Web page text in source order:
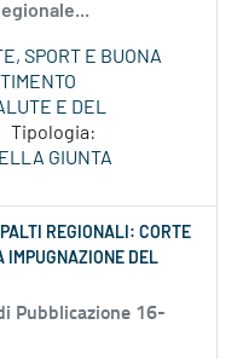
SPORT E BUONA
E DEL
Tipologia:
GIUNTA
REGIONALI: CORTE
IMPUGNAZIONE DEL
Pubblicazione 16-